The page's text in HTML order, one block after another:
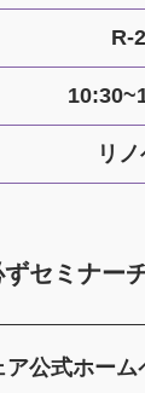
R-2
リ
セミナー
ア公式ホー